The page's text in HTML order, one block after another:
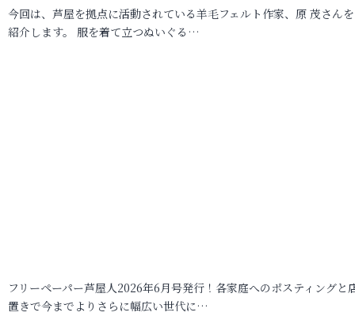
今回は、芦屋を拠点に活動されている羊毛フェルト作家、原 茂さん
紹介します。 服を着て立つぬいぐる…
フリーペーパー芦屋人2026年6月号発行！各家庭へのポスティングと
置きで今までよりさらに幅広い世代に…